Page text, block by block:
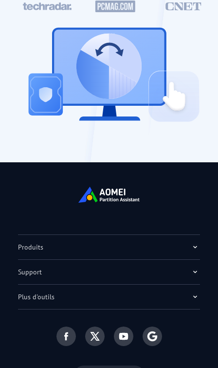
Produits
Support
Plus d'outils